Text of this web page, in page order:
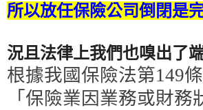
所以放任保險公司倒閉是
況且法律上我們也嗅出了
根據我國保險法第149
「保險業因業務或財務